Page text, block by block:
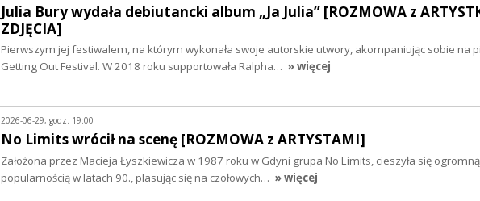
Julia Bury wydała debiutancki album „Ja Julia” [ROZMOWA z
ZDJĘCIA]
Pierwszym jej festiwalem, na którym wykonała swoje autorskie utwory, akompaniując sobie na
Getting Out Festival. W 2018 roku supportowała Ralpha… » więcej
2026-06-29, godz. 19:00
No Limits wrócił na scenę [ROZMOWA z ARTYSTAMI]
Założona przez Macieja Łyszkiewicza w 1987 roku w Gdyni grupa No Limits, cieszyła się ogromną
popularnością w latach 90., plasując się na czołowych… » więcej